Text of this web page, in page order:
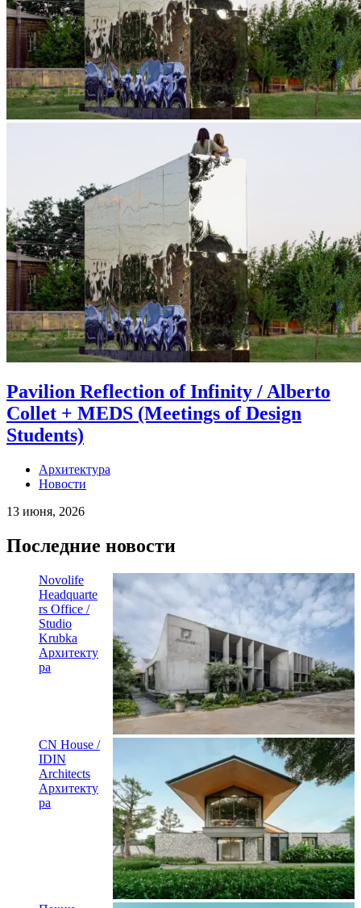
Pavilion Reflection of Infinity / Alberto
Collet + MEDS (Meetings of Design
Students)
Архитектура
Новости
13 июня, 2026
Последние новости
Novolife
Headquarte
rs Office /
Studio
Krubka
Архитекту
ра
CN House /
IDIN
Architects
Архитекту
ра